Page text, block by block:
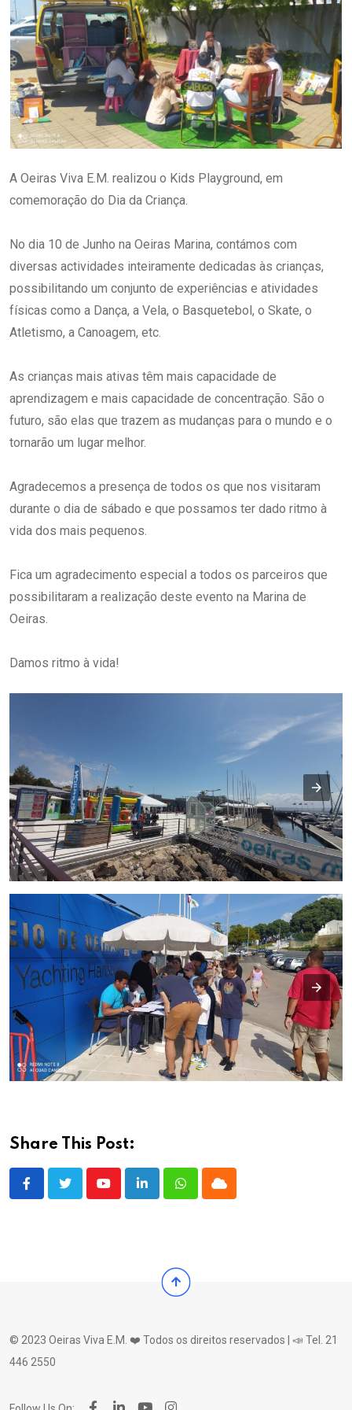
A Oeiras Viva E.M. realizou o Kids Playground, em
comemoração do Dia da Criança.
No dia 10 de Junho na Oeiras Marina, contámos com
diversas actividades inteiramente dedicadas às crianças,
possibilitando um conjunto de experiências e atividades
físicas como a Dança, a Vela, o Basquetebol, o Skate, o
Atletismo, a Canoagem, etc.
As crianças mais ativas têm mais capacidade de
aprendizagem e mais capacidade de concentração. São o
futuro, são elas que trazem as mudanças para o mundo e o
tornarão um lugar melhor.
Agradecemos a presença de todos os que nos visitaram
durante o dia de sábado e que possamos ter dado ritmo à
vida dos mais pequenos.
Fica um agradecimento especial a todos os parceiros que
possibilitaram a realização deste evento na Marina de
Oeiras.
Damos ritmo à vida!
Share This Post:
YoutubeLinkedInWhatsappCloud
© 2023 Oeiras Viva E.M. ❤️ Todos os direitos reservados | 📣 Tel. 21
446 2550